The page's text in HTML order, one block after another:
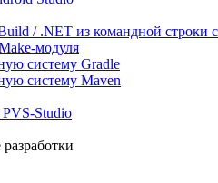
/ .NET из командной
модуля
систему Gradle
систему Maven
Studio